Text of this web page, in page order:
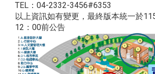
TEL：04-2332-3456#6353
以上資訊如有變更，最終版本統一於
12：00前公告